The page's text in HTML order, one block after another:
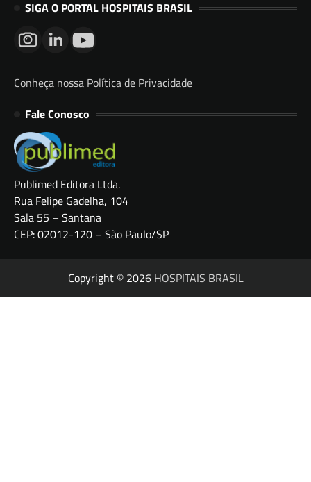
SIGA O PORTAL HOSPITAIS BRASIL
Conheça nossa Política de Privacidade
Fale Conosco
Publimed Editora Ltda.
Rua Felipe Gadelha, 104
Sala 55 – Santana
CEP: 02012-120 – São Paulo/SP
Copyright © 2026 HOSPITAIS BRASIL